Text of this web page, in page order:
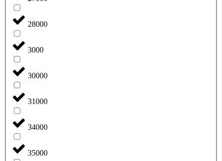
28000
3000
30000
31000
34000
35000